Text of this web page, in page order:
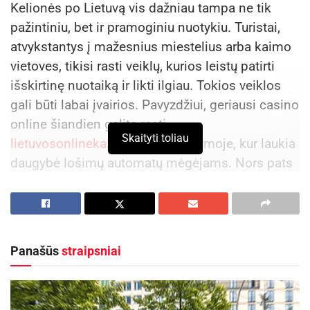
sulėtinti Estijos vartojimą bei ekonomikos ciklą.
Žymos: Baltijos šalys Ekonomika
Kelionės po Lietuvą vis dažniau tampa ne tik
pažintiniu, bet ir pramoginiu nuotykiu. Turistai,
atvykstantys į mažesnius miestelius arba kaimo
vietoves, tikisi rasti veiklų, kurios leistų patirti
išskirtinę nuotaiką ir likti ilgiau. Tokios veiklos
gali būti labai įvairios. Pavyzdžiui, geriausi casino
online šiandien galite rasti
lietuvosonlinekazino.com platformoje, kur laukia
daugybė lošimų automatų mėgėjams. Nors pats
įpročius ir kelionės tikslus: žmonės renkasi
pramogos, nepriklausomai nuo jų pobūdžio,
tiesiogiai veikia regioninio turizmo paklausą.
Verslininkai, bendruomenės ir savivaldybės
Skaityti toliau
Panašūsstraipsniai